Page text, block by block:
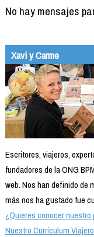
No hay mensajes
Xavi y Carme
Escritores, viajeros,
fundadores de la ONG
web. Nos han definido de
más nos ha gustado fue
¿Quieres conocer nuestro
Nuestro Currículum Viajero